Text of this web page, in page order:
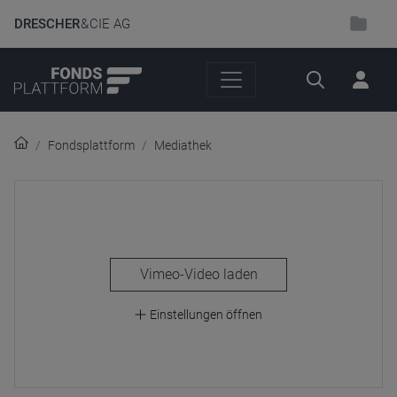
DRESCHER& CIE AG
Suche
Fondsplattform Mediathek
laden
Einstellungen öffnen